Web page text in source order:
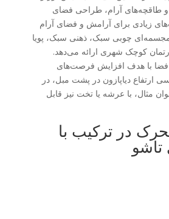
طاقچه‌های آرام، طراحی فضای
زیادی برای آرامش و فضای آرام
مجسمه‌ای چوبی سبک، ذهنی سبک، پویا
کوچک شهری ارائه می‌دهد.
فضا با هدف افزایش فرصت‌های
ارتفاع دیاپازون در پشت مبل، در
مثال، با عرشه یا تخت نیز قابل
در ترکیب با